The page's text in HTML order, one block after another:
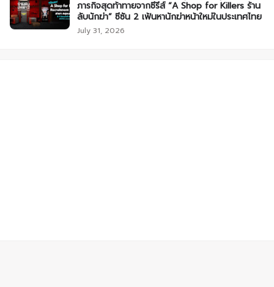
ภารกิจสุดท้าทายจากซีรีส์ “A Shop for Killers ร้าน
ลับนักฆ่า” ซีซัน 2 เฟ้นหานักฆ่าหน้าใหม่ในประเทศไทย
July 31, 2026